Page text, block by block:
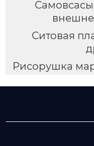
Ситовая
Рисорушка